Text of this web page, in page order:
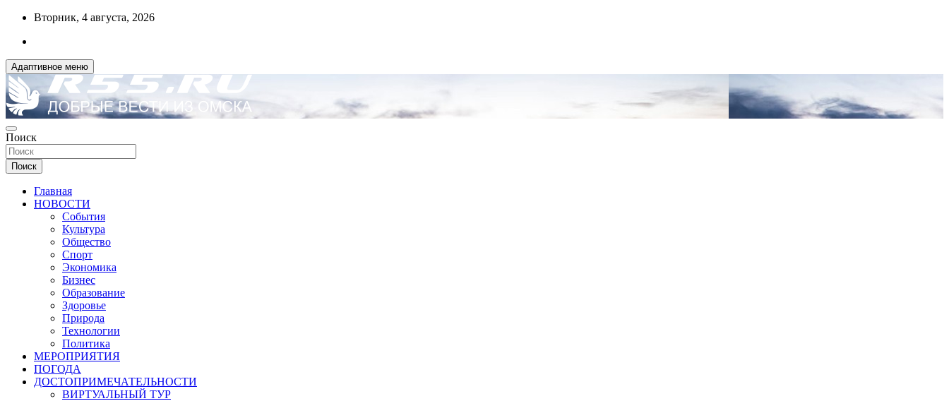
Перейти
содержимому
Вторник, 4 августа, 2026
Адаптивное меню
R55.RU
ДОБРЫЕ ВЕСТИ ИЗ ОМСКА
Поиск
Поиск
Главная
НОВОСТИ
События
Культура
Общество
Спорт
Экономика
Бизнес
Образование
Здоровье
Природа
Технологии
Политика
МЕРОПРИЯТИЯ
ПОГОДА
ДОСТОПРИМЕЧАТЕЛЬНОСТИ
ВИРТУАЛЬНЫЙ ТУР